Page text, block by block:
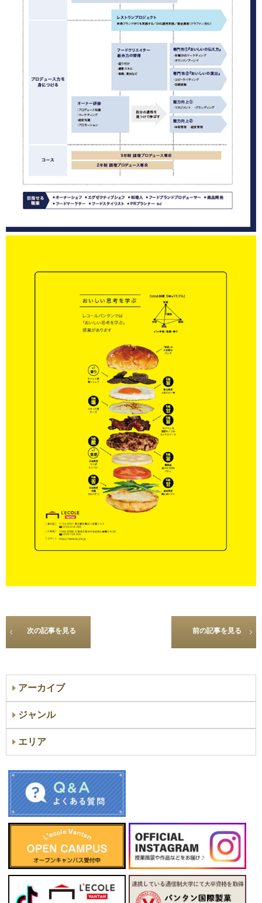
次の記事を見る 前の記事を見る
アーカイブ
ジャンル
エリア